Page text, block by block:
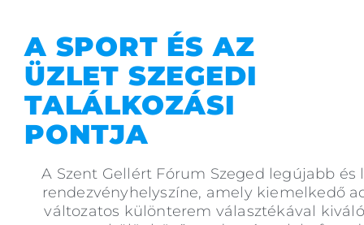
A SPORT ÉS AZ
ÜZLET SZEGEDI
TALÁLKOZÁSI
PONTJA
A Szent Gellért Fórum Szeged legújabb
rendezvényhelyszíne, amely kiemelkedő
változatos különterem választékával